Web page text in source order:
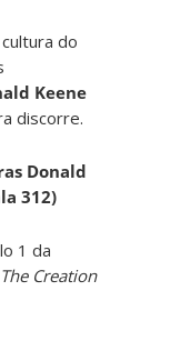
do
Keene
discorre.
Donald
312)
1 da
Creation